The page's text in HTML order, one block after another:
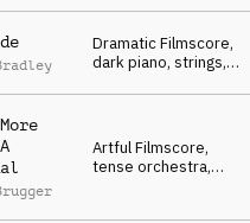
Dramatic Filmscore,
dark piano, strings,
Artful Filmscore,
tense orchestra,